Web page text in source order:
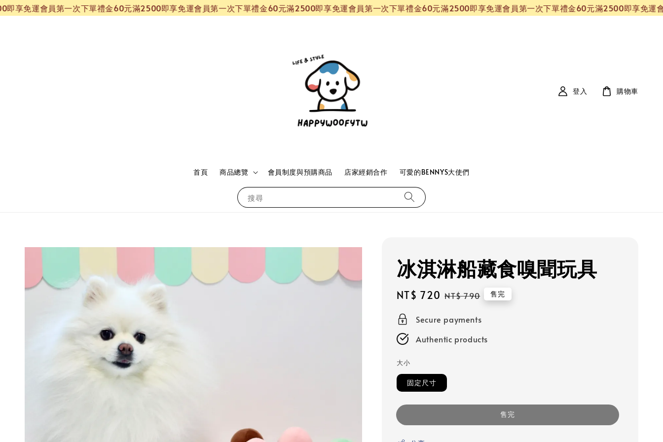
運會員第一次下單禮金60元滿2500即享免運會員第一次下單禮金60元滿2500即享免運會員第一次下單禮金60元滿2500即享免運會員第一次下單禮金60元滿2500即享免運會員第
搜尋
首頁 商品總覽 會員制度與預購商品 店家經銷合作 可愛的BENNYS大使們
登入 購物車
冰淇淋船藏食嗅聞玩具
Sale
NT$ 720 Regular
NT$ 790 售完
Secure payments
Authentic products
大小
固定尺寸
售完